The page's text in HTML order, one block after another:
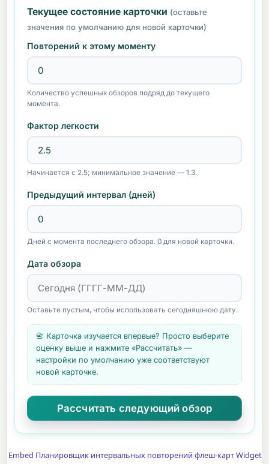
Текущее состояние карточки (оставьте
значения по умолчанию для новой карточки)
Повторений к этому моменту
Количество успешных обзоров подряд до текущего
момента.
Фактор легкости
Начинается с 2.5; минимальное значение — 1.3.
Предыдущий интервал (дней)
Дней с момента последнего обзора. 0 для новой карточки.
Дата обзора
Оставьте пустым, чтобы использовать сегодняшнюю дату.
📇 Карточка изучается впервые? Просто выберите
оценку выше и нажмите «Рассчитать» —
настройки по умолчанию уже соответствуют
новой карточке.
Embed Планировщик интервальных повторений флеш-карт Widget